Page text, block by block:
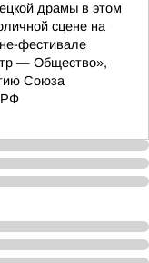
драмы в этом
сцене на
фестивале
— Общество»,
Союза
РФ